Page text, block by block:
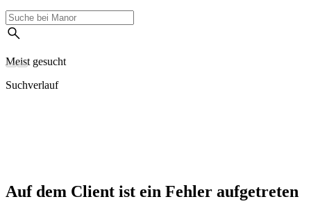
Meist gesucht
Suchverlauf
Auf dem Client ist ein Fehler aufgetreten